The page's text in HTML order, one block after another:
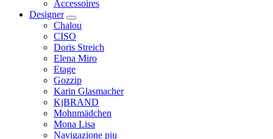
Accessoires
Designer
Chalou
CISO
Doris Streich
Elena Miro
Etage
Gozzip
Karin Glasmacher
KjBRAND
Mohnmädchen
Mona Lisa
Navigazione piu